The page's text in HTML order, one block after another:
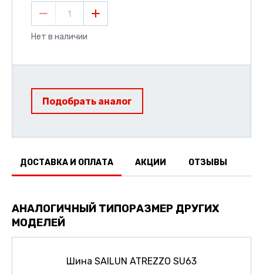
1
Нет в наличии
Подобрать аналог
ДОСТАВКА И ОПЛАТА АКЦИИ ОТЗЫВЫ
АНАЛОГИЧНЫЙ ТИПОРАЗМЕР ДРУГИХ
МОДЕЛЕЙ
Шина SAILUN ATREZZO SU63